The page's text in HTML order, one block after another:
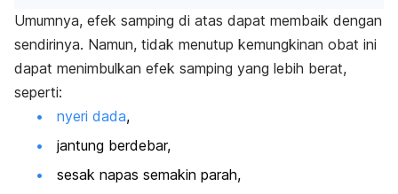
Umumnya, efek samping di atas dapat membaik dengan
sendirinya. Namun, tidak menutup kemungkinan obat ini
dapat menimbulkan efek samping yang lebih berat,
seperti:
nyeri dada,
jantung berdebar,
sesak napas semakin parah,